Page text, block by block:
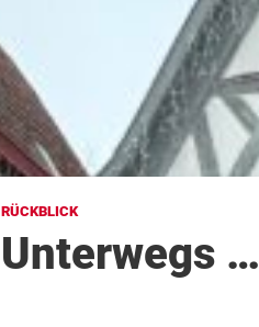
RÜCKBLICK
Unterwegs …